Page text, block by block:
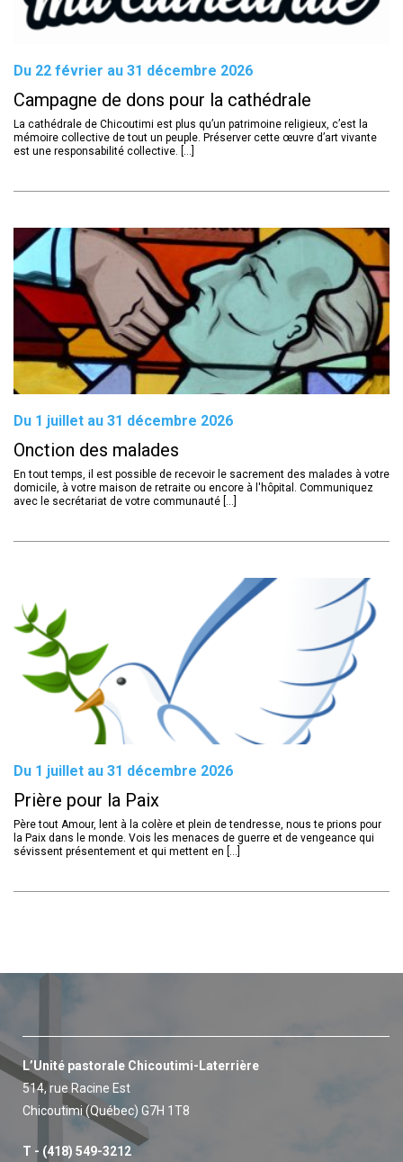
Du 22 février au 31 décembre 2026
Campagne de dons pour la cathédrale
La cathédrale de Chicoutimi est plus qu’un patrimoine religieux, c’est la
mémoire collective de tout un peuple. Préserver cette œuvre d’art vivante
est une responsabilité collective. [...]
Du 1 juillet au 31 décembre 2026
Onction des malades
En tout temps, il est possible de recevoir le sacrement des malades à votre
domicile, à votre maison de retraite ou encore à l'hôpital. Communiquez
avec le secrétariat de votre communauté [...]
Du 1 juillet au 31 décembre 2026
Prière pour la Paix
Père tout Amour, lent à la colère et plein de tendresse, nous te prions pour
la Paix dans le monde. Vois les menaces de guerre et de vengeance qui
sévissent présentement et qui mettent en [...]
L’Unité pastorale Chicoutimi-Laterrière
514, rue Racine Est
Chicoutimi (Québec) G7H 1T8
T - (418) 549-3212